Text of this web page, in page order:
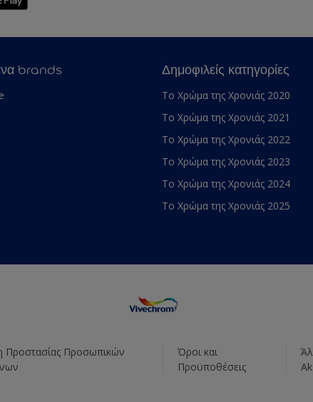
brands Δημοφιλείς κατηγορίες
Το Χρώμα της Χρονιάς 2020
Το Χρώμα της Χρονιάς 2021
Το Χρώμα της Χρονιάς 2022
Το Χρώμα της Χρονιάς 2023
Το Χρώμα της Χρονιάς 2024
Το Χρώμα της Χρονιάς 2025
Προστασίας Προσωπικών
Όροι και
Προϋποθέσεις